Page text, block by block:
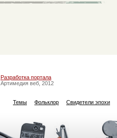
Разработка портала
Артимедия веб, 2012
Темы Фольклор Свидетели эпохи